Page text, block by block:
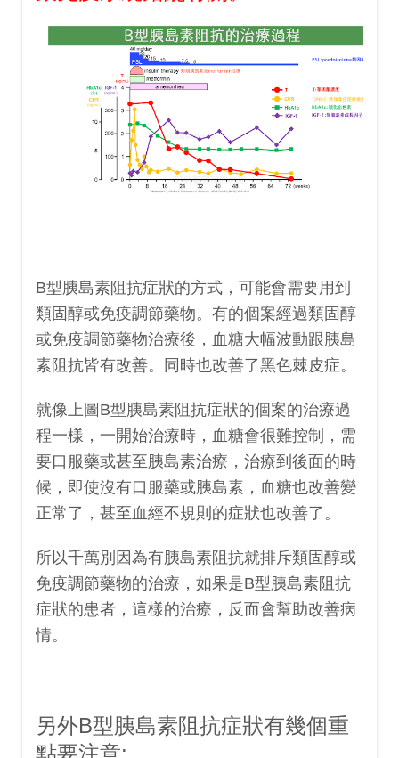
B型胰島素阻抗症狀的方式，可能會需要用到
類固醇或免疫調節藥物。有的個案經過類固醇
或免疫調節藥物治療後，血糖大幅波動跟胰島
素阻抗皆有改善。同時也改善了黑色棘皮症。
就像上圖B型胰島素阻抗症狀的個案的治療過
程一樣，一開始治療時，血糖會很難控制，需
要口服藥或甚至胰島素治療，治療到後面的時
候，即使沒有口服藥或胰島素，血糖也改善變
正常了，甚至血經不規則的症狀也改善了。
所以千萬別因為有胰島素阻抗就排斥類固醇或
免疫調節藥物的治療，如果是B型胰島素阻抗
症狀的患者，這樣的治療，反而會幫助改善病
情。
另外B型胰島素阻抗症狀有幾個重
點要注意: